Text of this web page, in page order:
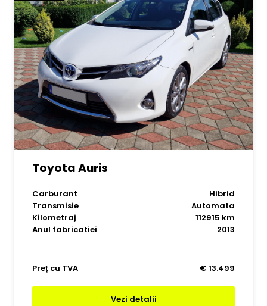
Toyota Auris
Carburant
Hibrid
Transmisie
Automata
Kilometraj
112915 km
Anul fabricatiei
2013
Preț cu TVA € 13.499
Vezi detalii